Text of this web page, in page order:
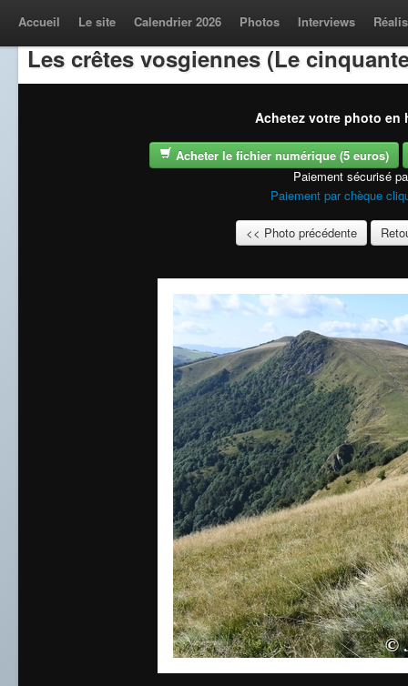
Accueil Le site Calendrier 2026 Photos Interviews
Les crêtes vosgiennes (Le
Achetez votre photo en
Acheter le fichier numérique (5 euros)
Paiement sécurisé
Paiement par chèque
<< Photo précédente